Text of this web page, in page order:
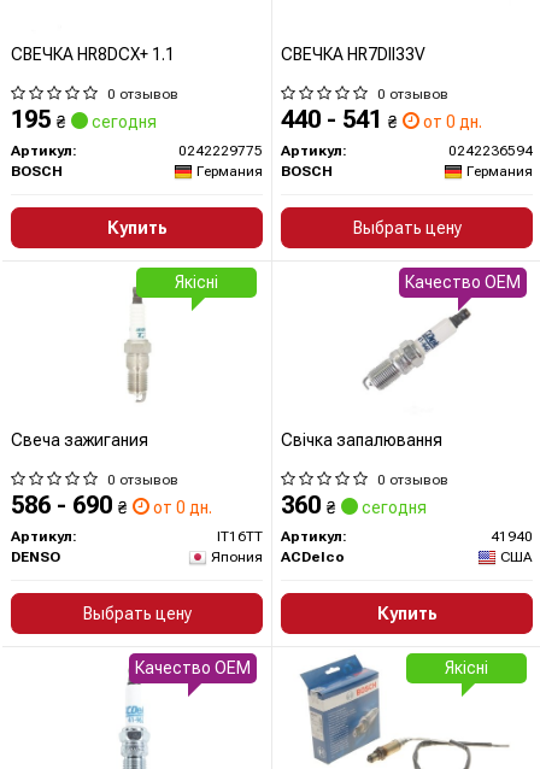
СВЕЧКА HR8DCX+ 1.1
0 отзывов
195 ₴ сегодня
Артикул:
0242229775
BOSCH
Германия
Купить
СВЕЧКА HR7DII33V
0 отзывов
440 - 541 ₴ от 0 дн.
Артикул:
0242236594
BOSCH
Германия
Выбрать цену
Свеча зажигания
0 отзывов
586 - 690 ₴ от 0 дн.
Артикул:
IT16TT
DENSO
Япония
Выбрать цену
Якісні
Свічка запалювання
0 отзывов
360 ₴ сегодня
Артикул:
41940
ACDelco
США
Купить
Качество OEM
Качество OEM Якісні